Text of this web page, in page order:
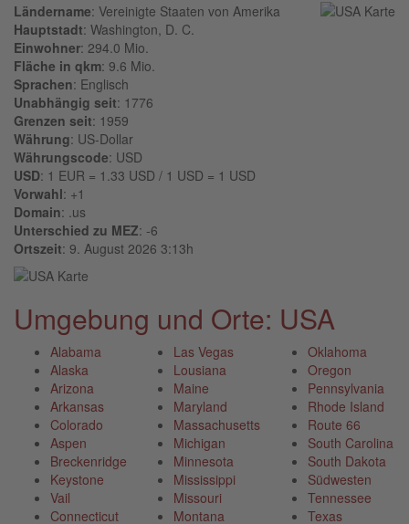
Ländername: Vereinigte Staaten von Amerika
Hauptstadt: Washington, D. C.
Einwohner: 294.0 Mio.
Fläche in qkm: 9.6 Mio.
Sprachen: Englisch
Unabhängig seit: 1776
Grenzen seit: 1959
Währung: US-Dollar
Währungscode: USD
USD: 1 EUR = 1.33 USD / 1 USD = 1 USD
Vorwahl: +1
Domain: .us
Unterschied zu MEZ: -6
Ortszeit: 9. August 2026 3:13h
Umgebung und Orte: USA
Alabama
Alaska
Arizona
Arkansas
Colorado
Aspen
Breckenridge
Keystone
Vail
Connecticut
Las Vegas
Lousiana
Maine
Maryland
Massachusetts
Michigan
Minnesota
Mississippi
Missouri
Montana
Oklahoma
Oregon
Pennsylvania
Rhode Island
Route 66
South Carolina
South Dakota
Südwesten
Tennessee
Texas